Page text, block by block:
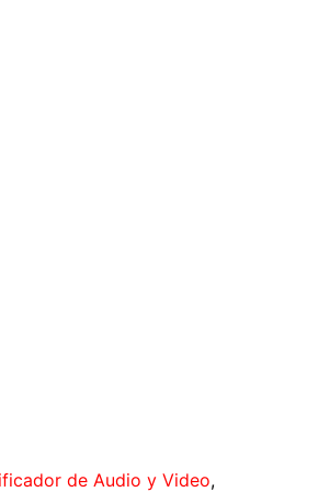
de Audio y Video,